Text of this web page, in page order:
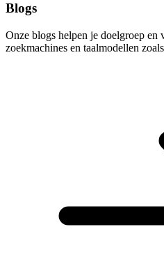
Blogs
Onze blogs helpen je doelgroep en
zoekmachines en taalmodellen